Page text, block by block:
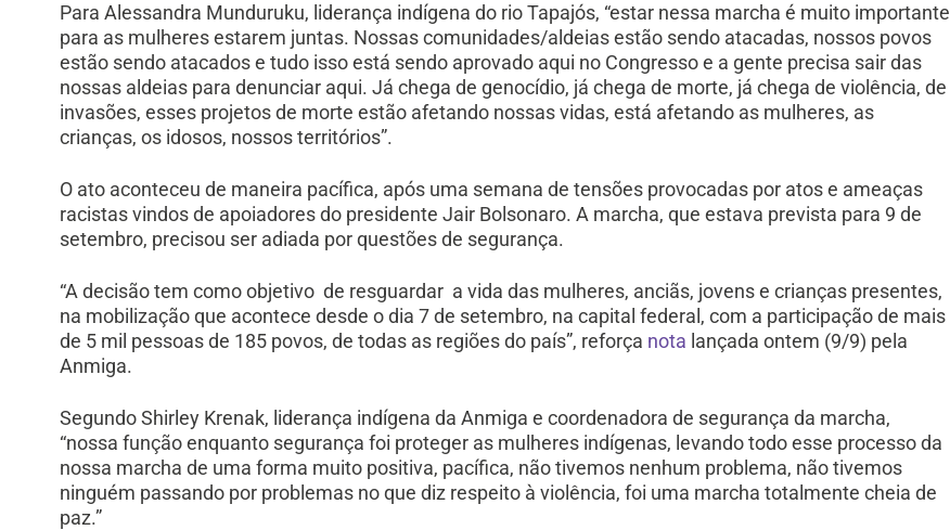
Para Alessandra Munduruku, liderança indígena do rio Tapajós, “estar nessa marcha é muito importante
para as mulheres estarem juntas. Nossas comunidades/aldeias estão sendo atacadas, nossos povos
estão sendo atacados e tudo isso está sendo aprovado aqui no Congresso e a gente precisa sair das
nossas aldeias para denunciar aqui. Já chega de genocídio, já chega de morte, já chega de violência, de
invasões, esses projetos de morte estão afetando nossas vidas, está afetando as mulheres, as
crianças, os idosos, nossos territórios”.
O ato aconteceu de maneira pacífica, após uma semana de tensões provocadas por atos e ameaças
racistas vindos de apoiadores do presidente Jair Bolsonaro. A marcha, que estava prevista para 9 de
setembro, precisou ser adiada por questões de segurança.
“A decisão tem como objetivo de resguardar a vida das mulheres, anciãs, jovens e crianças presentes,
na mobilização que acontece desde o dia 7 de setembro, na capital federal, com a participação de mais
de 5 mil pessoas de 185 povos, de todas as regiões do país”, reforça nota lançada ontem (9/9) pela
Anmiga.
Segundo Shirley Krenak, liderança indígena da Anmiga e coordenadora de segurança da marcha,
“nossa função enquanto segurança foi proteger as mulheres indígenas, levando todo esse processo da
nossa marcha de uma forma muito positiva, pacífica, não tivemos nenhum problema, não tivemos
ninguém passando por problemas no que diz respeito à violência, foi uma marcha totalmente cheia de
paz.”